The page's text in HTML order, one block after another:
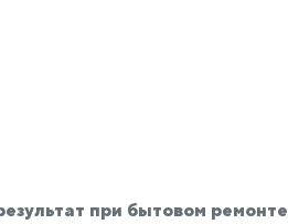
при бытовом ремонте